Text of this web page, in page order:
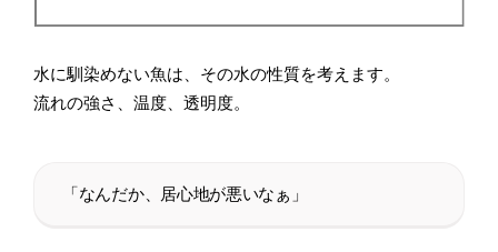
水に馴染めない魚は、その水の性質を考えます。
流れの強さ、温度、透明度。
「なんだか、居心地が悪いなぁ」